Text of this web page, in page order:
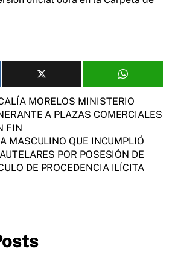
MORELOS MINISTERIO
A PLAZAS COMERCIALES
FIN
MASCULINO QUE INCUMPLIÓ
POR POSESIÓN DE
DE PROCEDENCIA ILÍCITA